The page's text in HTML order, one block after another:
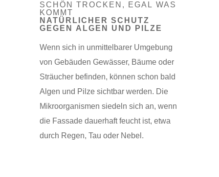
SCHÖN TROCKEN, EGAL WAS
KOMMT
NATÜRLICHER SCHUTZ
GEGEN ALGEN UND PILZE
Wenn sich in unmittelbarer Umgebung
von Gebäuden Gewässer, Bäume oder
Sträucher befinden, können schon bald
Algen und Pilze sichtbar werden. Die
Mikroorganismen siedeln sich an, wenn
die Fassade dauerhaft feucht ist, etwa
durch Regen, Tau oder Nebel.